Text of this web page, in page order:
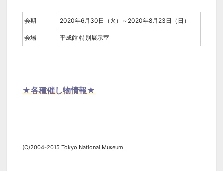
会期 2020年6月30日（火）～2020年8月23日（日）
会場 平成館 特別展示室
★各種催し物情報★
(C)2004-2015 Tokyo National Museum.